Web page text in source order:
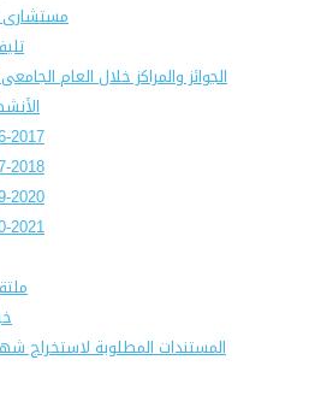
مستشارى
الجوائز والمراكز خلال العام الجامعى 2019-
2017
2018
2020
2021
المستندات المطلوبة لاستخراج